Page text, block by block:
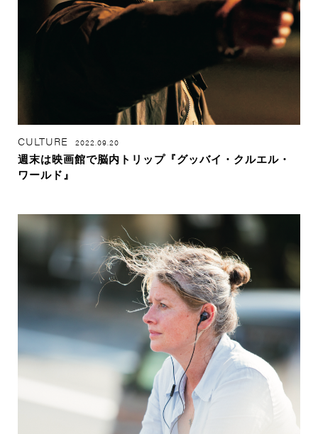
CULTURE 2022.09.20
週末は映画館で脳内トリップ『グッバイ・クルエル・
ワールド』